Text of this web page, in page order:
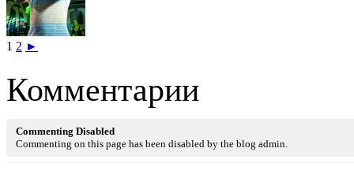
1 2 ►
Комментарии
Commenting Disabled
Commenting on this page has been disabled by the blog admin.